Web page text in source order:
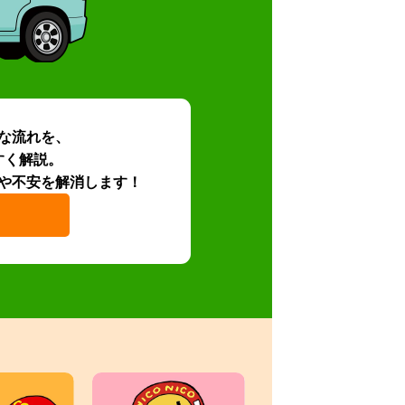
流れを、
解説。
不安を解消します！